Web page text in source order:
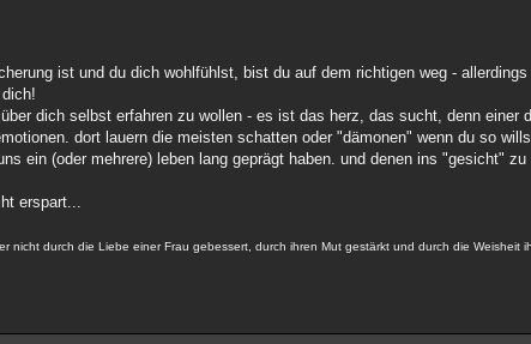
ist und du dich wohlfühlst, bist du auf dem richtigen weg -
dich selbst erfahren zu wollen - es ist das herz, das sucht, denn einer
dort lauern die meisten schatten oder "dämonen" wenn du so
ein (oder mehrere) leben lang geprägt haben. und denen ins "gesicht"
erspart...
nicht durch die Liebe einer Frau gebessert, durch ihren Mut gestärkt und durch die Weisheit